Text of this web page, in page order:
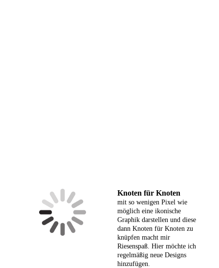
Knoten für Knoten
mit so wenigen Pixel wie
möglich eine ikonische
Graphik darstellen und diese
dann Knoten für Knoten zu
knüpfen macht mir
Riesenspaß. Hier möchte ich
regelmäßig neue Designs
hinzufügen.